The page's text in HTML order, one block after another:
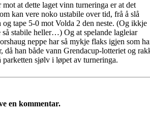
mot at dette laget vinn turneringa er at det
kan vere noko ustabile over tid, frå å slå
og tape 5-0 mot Volda 2 den neste. (Og ikkje
så stabile heller…) Og at spelande lagleiar
neppe har så mykje flaks igjen som
då han både vann Grendacup-lotteriet og
parketten sjølv i løpet av turneringa.
en kommentar.